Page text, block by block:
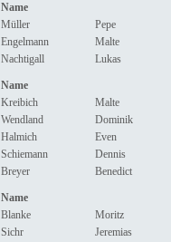
Name
Müller Pepe
Engelmann Malte
Nachtigall Lukas
Name
Kreibich Malte
Wendland Dominik
Halmich Even
Schiemann Dennis
Breyer Benedict
Name
Blanke Moritz
Sichr Jeremias